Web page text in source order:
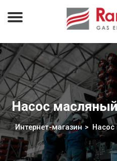
Насос
Интернет-магазин Насос